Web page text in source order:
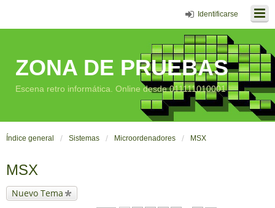
Identificarse
ZONA DE PRUEBAS
Escena retro informática. Online desde 011111010001
Índice general Sistemas Microordenadores MSX
MSX
Nuevo Tema